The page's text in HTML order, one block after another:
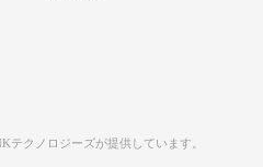
テクノロジーズが提供しています。